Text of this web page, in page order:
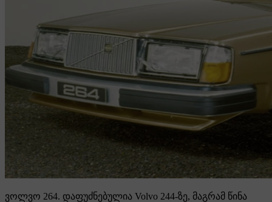
ვოლვო 264. დაფუძნებულია Volvo 244-ზე, მაგრამ წინა